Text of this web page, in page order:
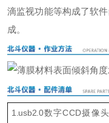
滴监视功能等构成了软
成。
1.usb2.0数字CCD摄像